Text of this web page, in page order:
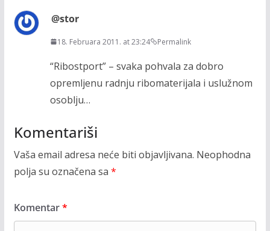
@stor
18. Februara 2011. at 23:24 Permalink
“Ribostport” – svaka pohvala za dobro
opremljenu radnju ribomaterijala i uslužnom
osoblju…
Komentariši
Vaša email adresa neće biti objavljivana. Neophodna
polja su označena sa *
Komentar*